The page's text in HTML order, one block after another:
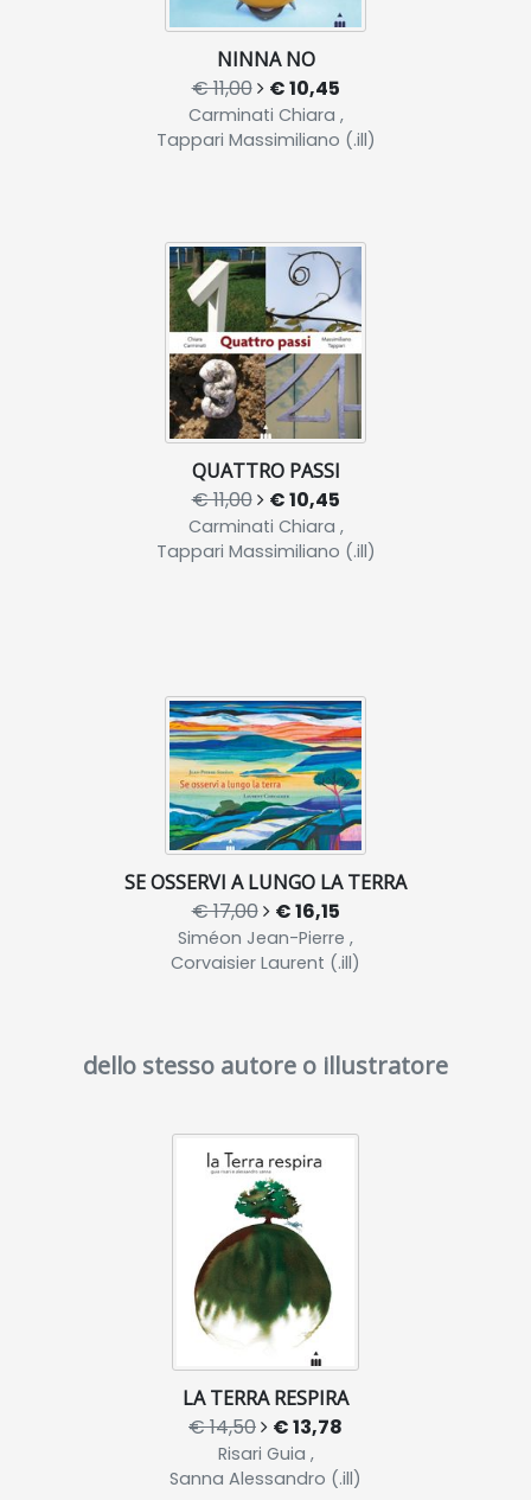
NINNA NO
€ 11,00 € 10,45
Carminati Chiara ,
Tappari Massimiliano (.ill)
QUATTRO PASSI
€ 11,00 € 10,45
Carminati Chiara ,
Tappari Massimiliano (.ill)
SE OSSERVI A LUNGO LA TERRA
€ 17,00 € 16,15
Siméon Jean-Pierre ,
Corvaisier Laurent (.ill)
dello stesso autore o illustratore
LA TERRA RESPIRA
€ 14,50 € 13,78
Risari Guia ,
Sanna Alessandro (.ill)